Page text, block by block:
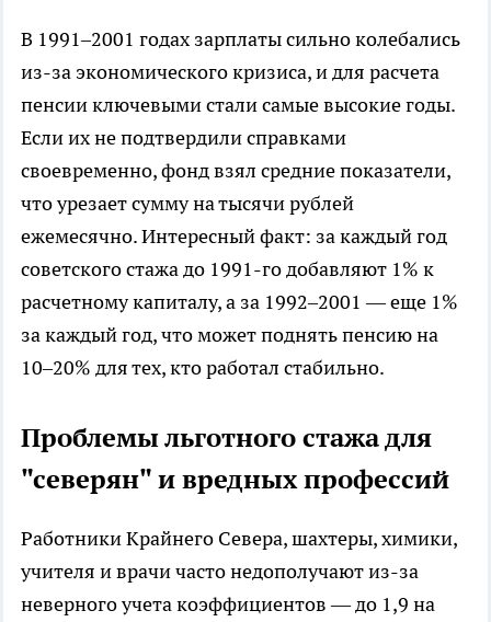
В 1991–2001 годах зарплаты сильно колебались
из-за экономического кризиса, и для расчета
пенсии ключевыми стали самые высокие годы.
Если их не подтвердили справками
своевременно, фонд взял средние показатели,
что урезает сумму на тысячи рублей
ежемесячно. Интересный факт: за каждый год
советского стажа до 1991-го добавляют 1% к
расчетному капиталу, а за 1992–2001 — еще 1%
за каждый год, что может поднять пенсию на
10–20% для тех, кто работал стабильно.
Проблемы льготного стажа для
"северян" и вредных профессий
Работники Крайнего Севера, шахтеры, химики,
учителя и врачи часто недополучают из-за
неверного учета коэффициентов — до 1,9 на